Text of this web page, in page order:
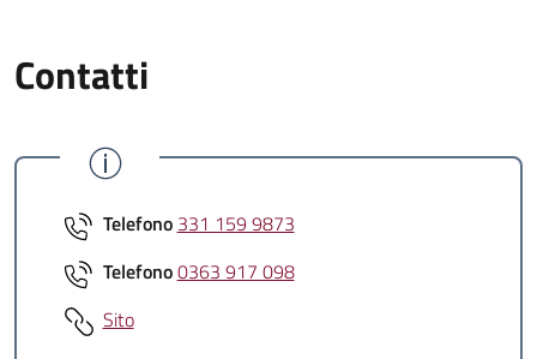
Contatti
Telefono 331 159 9873
Telefono0363 917 098
Sito